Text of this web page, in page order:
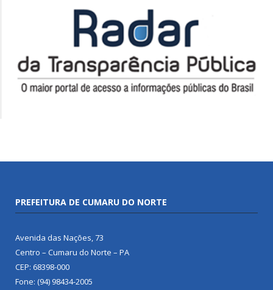
PREFEITURA DE CUMARU DO NORTE
Avenida das Nações, 73
Centro – Cumaru do Norte – PA
CEP: 68398-000
Fone: (94) 98434-2005